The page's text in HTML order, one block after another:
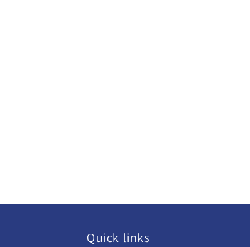
Quick links